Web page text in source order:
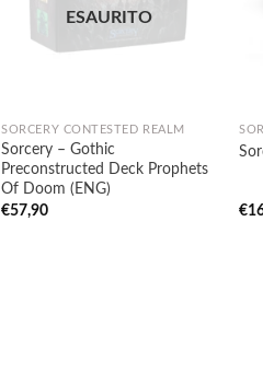
desideri
ESAURITO
SORCERY CONTESTED REALM
Sorcery – Gothic
Preconstructed Deck Prophets
Of Doom (ENG)
€57,90 €